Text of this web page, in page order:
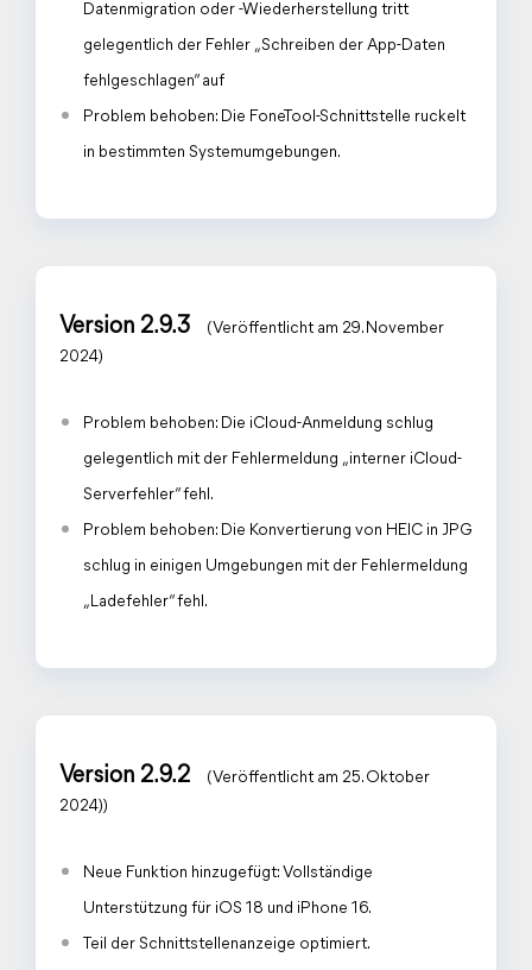
Datenmigration oder -Wiederherstellung tritt
gelegentlich der Fehler „Schreiben der App-Daten
fehlgeschlagen“ auf
Problem behoben: Die FoneTool-Schnittstelle ruckelt
in bestimmten Systemumgebungen.
Version 2.9.3
(Veröffentlicht am 29. November
2024)
Problem behoben: Die iCloud-Anmeldung schlug
gelegentlich mit der Fehlermeldung „interner iCloud-
Serverfehler“ fehl.
Problem behoben: Die Konvertierung von HEIC in JPG
schlug in einigen Umgebungen mit der Fehlermeldung
„Ladefehler“ fehl.
Version 2.9.2
(Veröffentlicht am 25. Oktober
2024))
Neue Funktion hinzugefügt: Vollständige
Unterstützung für iOS 18 und iPhone 16.
Teil der Schnittstellenanzeige optimiert.